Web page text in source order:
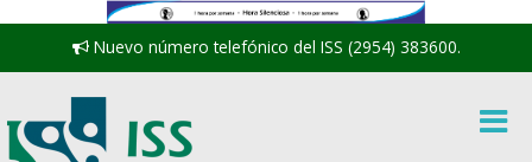
Nuevo número telefónico del ISS (2954) 383600.